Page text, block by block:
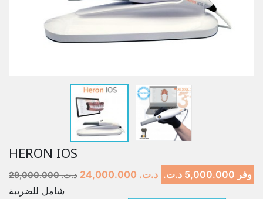
HERON IOS
29,000.000 د.ت.‏ 24,000.000 د.ت.‏
وفر 5,000.000 د.ت.‏
شامل للضريبة